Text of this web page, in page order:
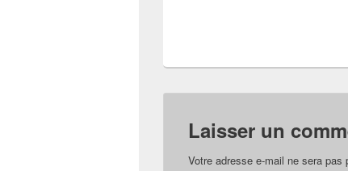
Laisser un
Votre adresse e-mail ne sera pas